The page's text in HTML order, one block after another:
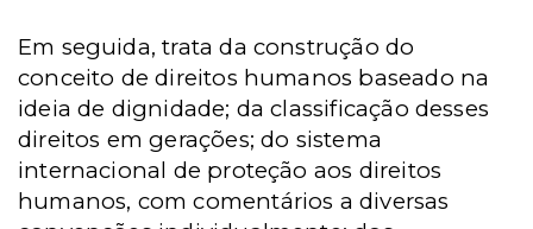
Em seguida, trata da construção do
conceito de direitos humanos baseado na
ideia de dignidade; da classificação desses
direitos em gerações; do sistema
internacional de proteção aos direitos
humanos, com comentários a diversas